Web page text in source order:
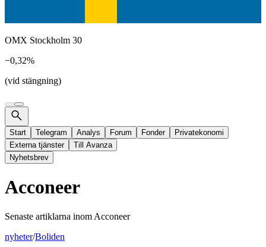
OMX Stockholm 30
−0,32%
(vid stängning)
Start Telegram Analys Forum Fonder
Privatekonomi
Externa tjänster
Till Avanza
Nyhetsbrev
Acconeer
Senaste artiklarna inom Acconeer
nyheter/Boliden